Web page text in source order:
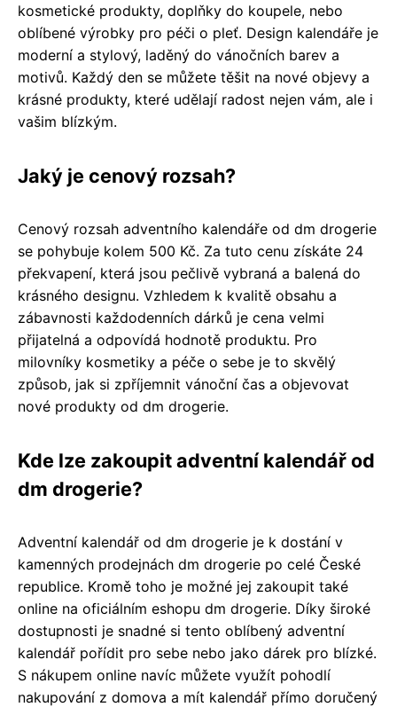
kosmetické produkty, doplňky do koupele, nebo
oblíbené výrobky pro péči o pleť. Design kalendáře je
moderní a stylový, laděný do vánočních barev a
motivů. Každý den se můžete těšit na nové objevy a
krásné produkty, které udělají radost nejen vám, ale i
vašim blízkým.
Jaký je cenový rozsah?
Cenový rozsah adventního kalendáře od dm drogerie
se pohybuje kolem 500 Kč. Za tuto cenu získáte 24
překvapení, která jsou pečlivě vybraná a balená do
krásného designu. Vzhledem k kvalitě obsahu a
zábavnosti každodenních dárků je cena velmi
přijatelná a odpovídá hodnotě produktu. Pro
milovníky kosmetiky a péče o sebe je to skvělý
způsob, jak si zpříjemnit vánoční čas a objevovat
nové produkty od dm drogerie.
Kde lze zakoupit adventní kalendář od
dm drogerie?
Adventní kalendář od dm drogerie je k dostání v
kamenných prodejnách dm drogerie po celé České
republice. Kromě toho je možné jej zakoupit také
online na oficiálním eshopu dm drogerie. Díky široké
dostupnosti je snadné si tento oblíbený adventní
kalendář pořídit pro sebe nebo jako dárek pro blízké.
S nákupem online navíc můžete využít pohodlí
nakupování z domova a mít kalendář přímo doručený